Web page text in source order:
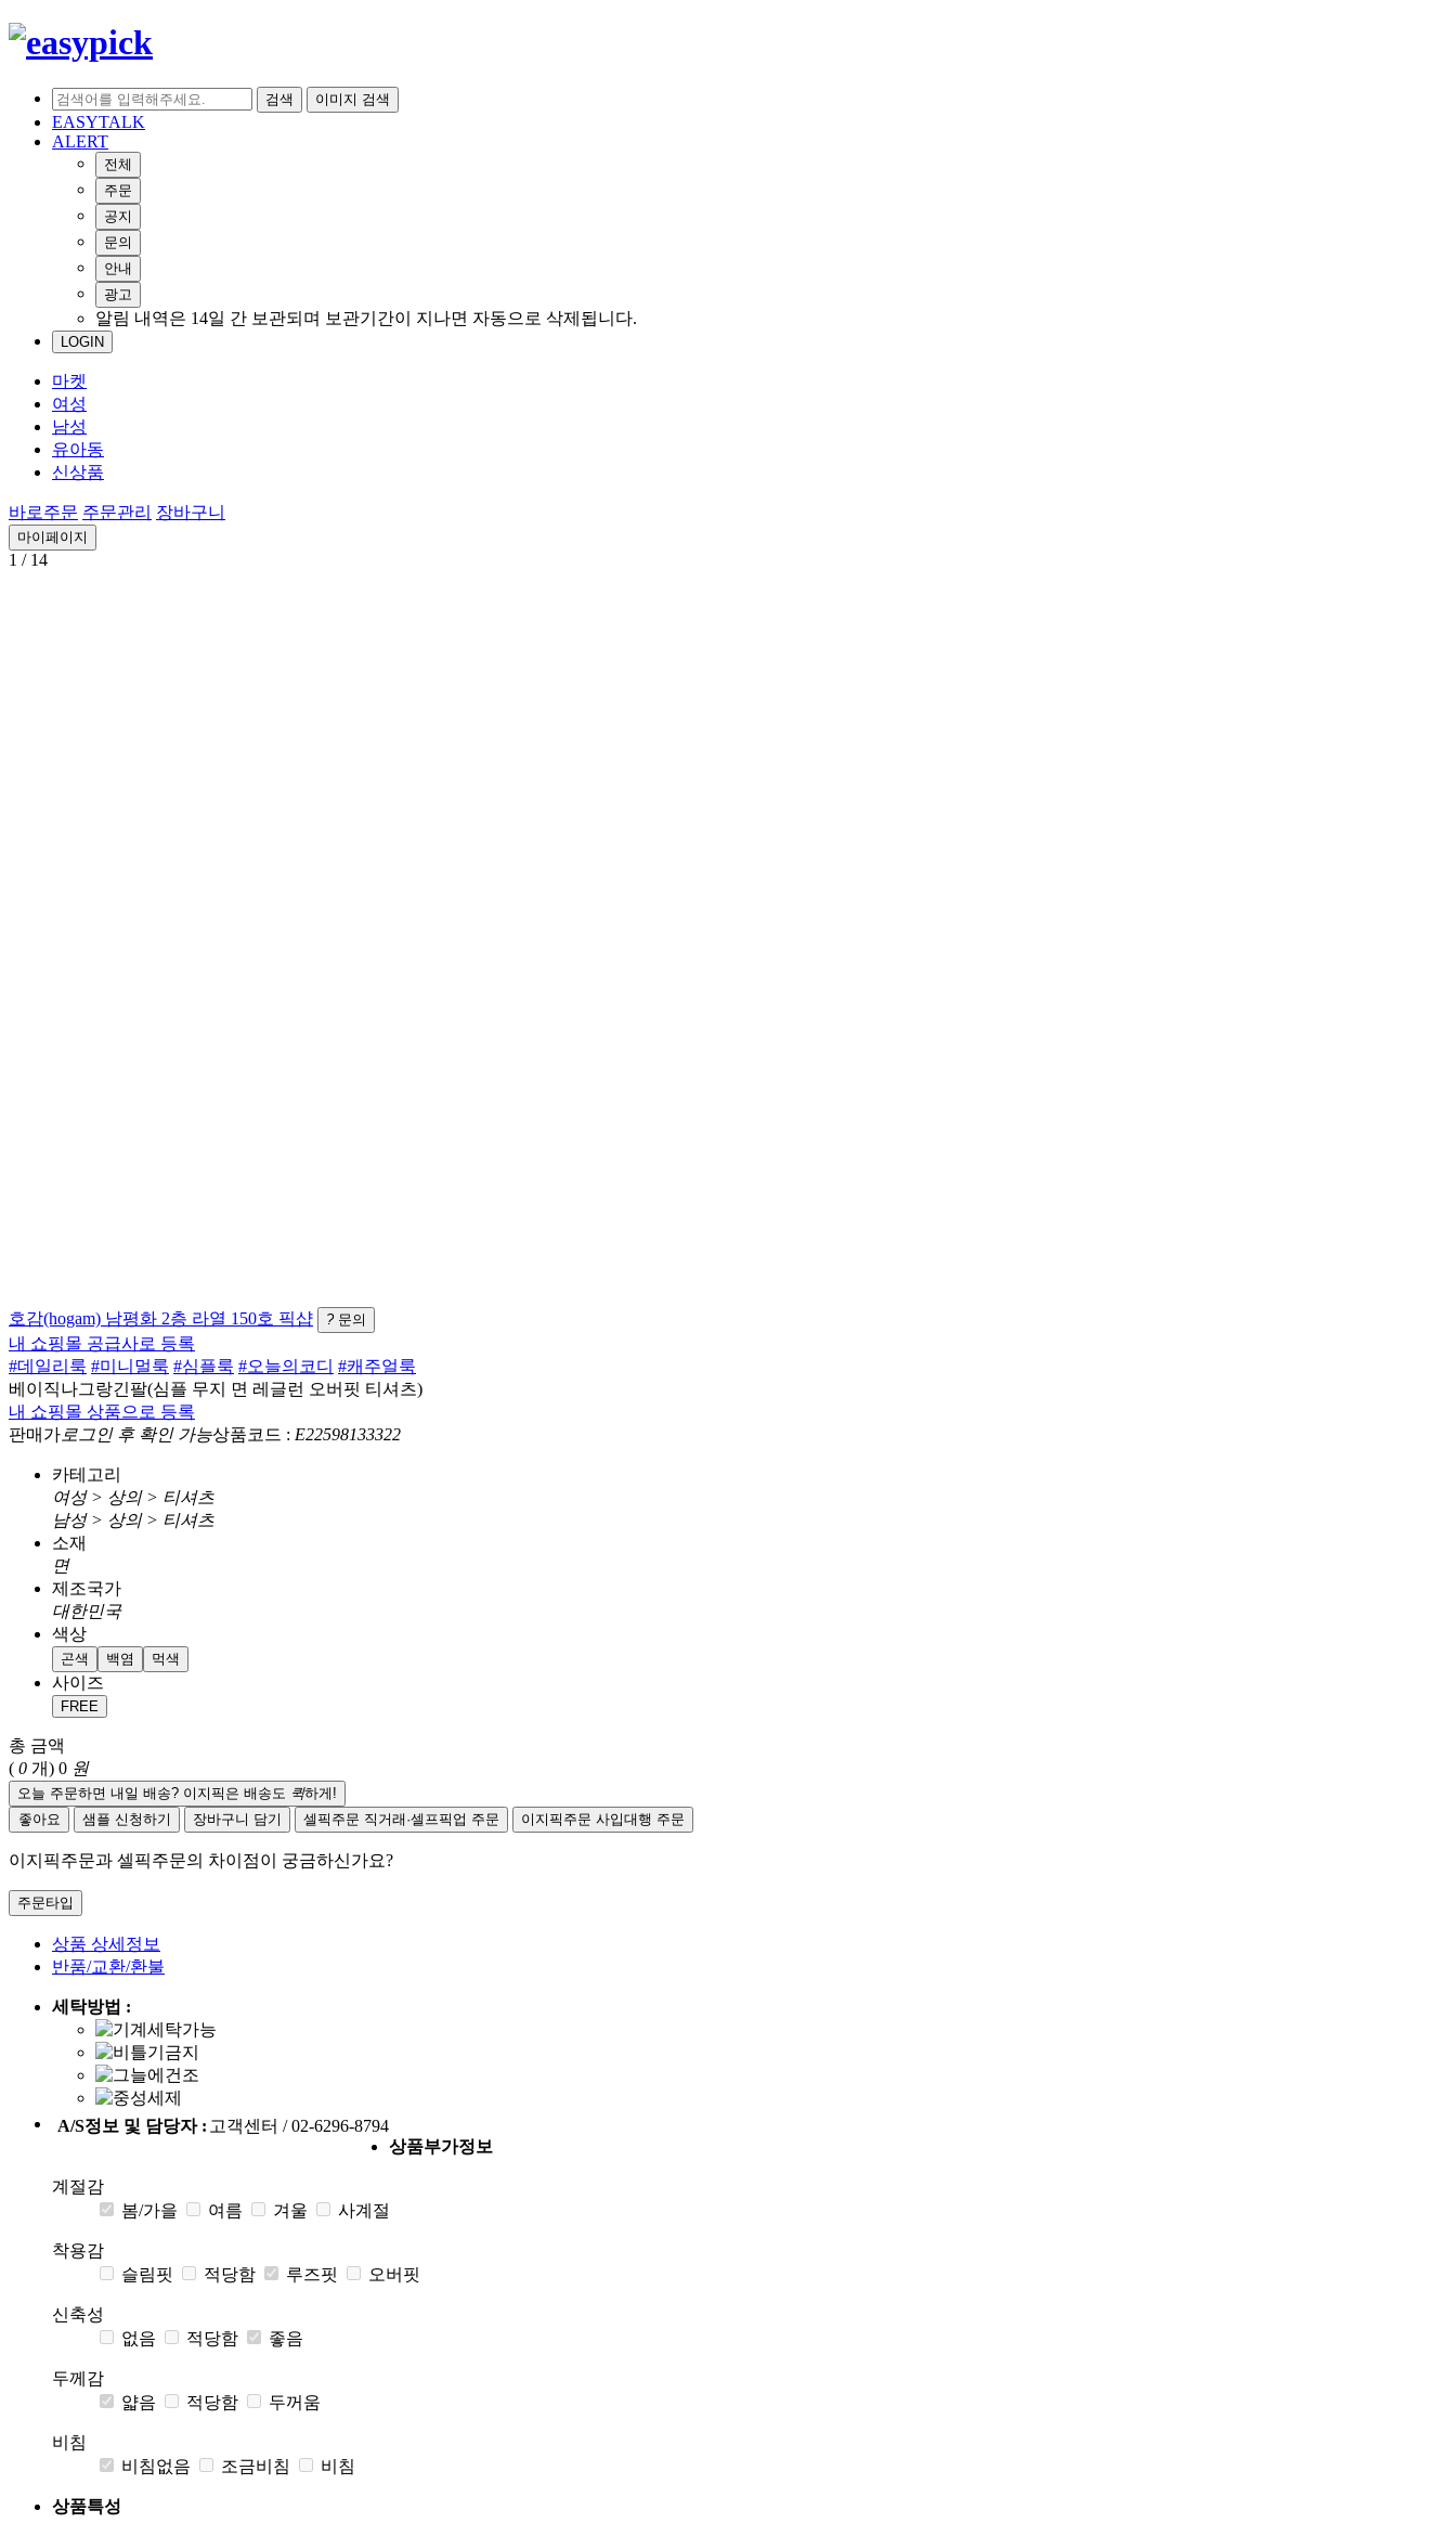
검색 이미지 검색
EASYTALK
ALERT
전체
주문
공지
문의
안내
광고
알림 내역은 14일 간 보관되며 보관기간이 지나면 자동으로 삭제됩니다.
LOGIN
마켓
여성
남성
유아동
신상품
바로주문 주문관리 장바구니
마이페이지
1 / 14
호감(hogam) 남평화 2층 라열 150호 픽샵 ? 문의
내 쇼핑몰 공급사로 등록
#데일리룩 #미니멀룩 #심플룩 #오늘의코디 #캐주얼룩
베이직나그랑긴팔(심플 무지 면 레글런 오버핏 티셔츠)
내 쇼핑몰 상품으로 등록
판매가 로그인 후 확인 가능상품코드 : E22598133322
카테고리
여성 > 상의 > 티셔츠
남성 > 상의 > 티셔츠
소재
면
제조국가
대한민국
색상
곤색 백염 먹색
사이즈
FREE
총 금액
( 0 개) 0 원
오늘 주문하면 내일 배송? 이지픽은 배송도 퀵하게!
좋아요
샘플 신청하기 장바구니 담기 셀픽주문 직거래·셀프픽업 주문 이지픽주문 사입대행 주문
이지픽주문과 셀픽주문의 차이점이 궁금하신가요?
주문타입
상품 상세정보
반품/교환/환불
세탁방법 :
A/S정보 및 담당자 : 고객센터 / 02-6296-8794
상품부가정보
계절감
봄/가을
여름 겨울 사계절
착용감
슬림핏
적당함 루즈핏 오버핏
신축성
없음
적당함 좋음
두께감
얇음
적당함 두꺼움
비침
비침없음
조금비침 비침
상품특성